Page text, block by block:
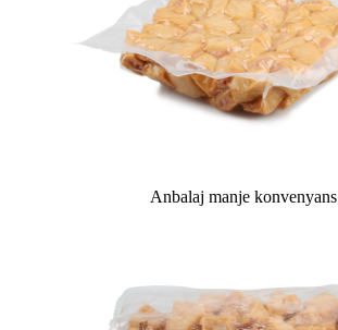
Anbalaj manje konvenyans